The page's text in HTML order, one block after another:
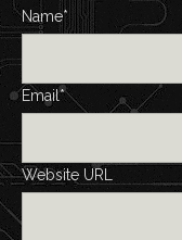
Name*
Email*
Website URL